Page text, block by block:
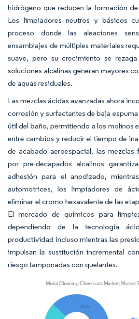
hidrógeno que reducen la formación
Los limpiadores neutros y básicos
proceso donde las aleaciones
ensamblajes de múltiples materiales
suave, pero su crecimiento se
soluciones alcalinas generan mayores
de aguas residuales.
Las mezclas ácidas avanzadas ahora
corrosión y surfactantes de baja
útil del baño, permitiendo a los molinos
entre cambios y reducir el tiempo de
de acabado aeroespacial, las mezclas
por pre-decapados alcalinos
adhesión para el anodizado,
automotrices, los limpiadores de
eliminar el cromo hexavalente de las
El mercado de químicos para
dependiendo de la tecnología
productividad incluso mientras las
impulsan la sustitución incremental
riesgo tamponadas con quelantes.